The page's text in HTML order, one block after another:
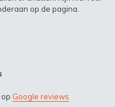
op de pagina.
op Google reviews